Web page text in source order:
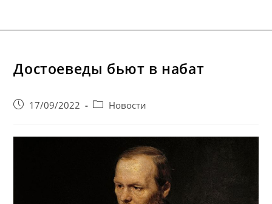
Достоеведы бьют в набат
Запись17/09/2022
PostНовости